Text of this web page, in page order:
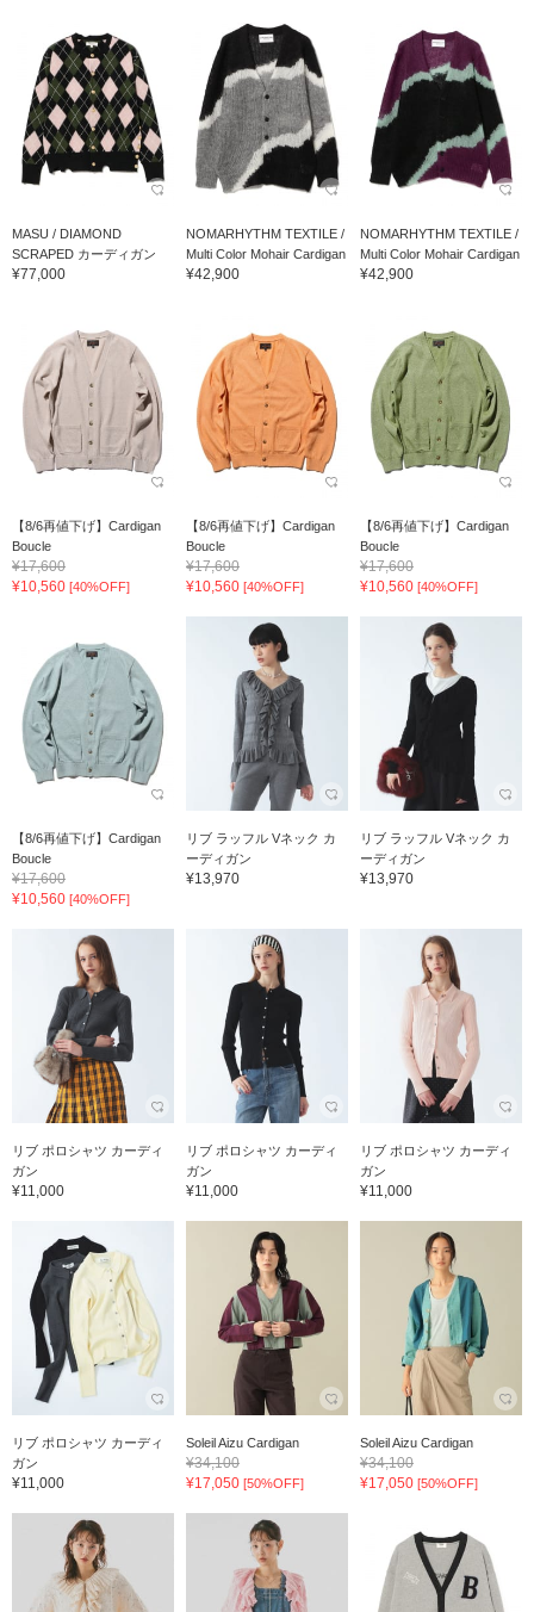
MASU / DIAMOND
SCRAPED カーディガン
¥77,000
NOMARHYTHM TEXTILE /
Multi Color Mohair Cardigan
¥42,900
NOMARHYTHM TEXTILE /
Multi Color Mohair Cardigan
¥42,900
【8/6再値下げ】Cardigan
Boucle
¥17,600
¥10,560 [40%OFF]
【8/6再値下げ】Cardigan
Boucle
¥17,600
¥10,560 [40%OFF]
【8/6再値下げ】Cardigan
Boucle
¥17,600
¥10,560 [40%OFF]
【8/6再値下げ】Cardigan
Boucle
¥17,600
¥10,560 [40%OFF]
リブ ラッフル Vネック カ
ーディガン
¥13,970
リブ ラッフル Vネック カ
ーディガン
¥13,970
リブ ポロシャツ カーディ
ガン
¥11,000
リブ ポロシャツ カーディ
ガン
¥11,000
リブ ポロシャツ カーディ
ガン
¥11,000
リブ ポロシャツ カーディ
ガン
¥11,000
Soleil Aizu Cardigan
¥34,100
¥17,050 [50%OFF]
Soleil Aizu Cardigan
¥34,100
¥17,050 [50%OFF]